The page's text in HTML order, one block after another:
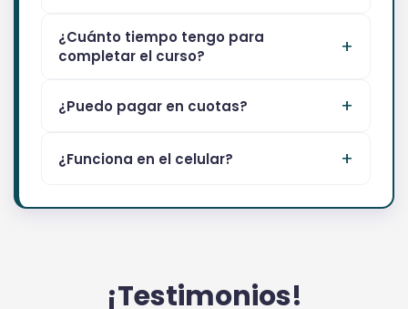
¿Cuánto tiempo tengo para
completar el curso?
¿Puedo pagar en cuotas?
¿Funciona en el celular?
¡Testimonios!